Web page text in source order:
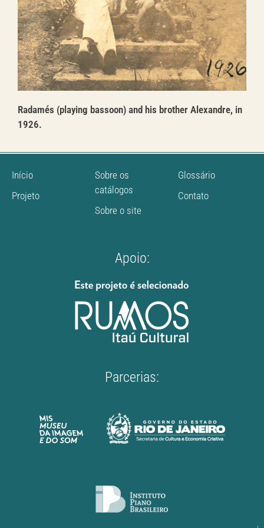
Radamés (playing bassoon) and his brother Alexandre, in
1926.
Início
Projeto
Sobre os
catálogos
Sobre o site
Glossário
Contato
Apoio:
Parcerias: